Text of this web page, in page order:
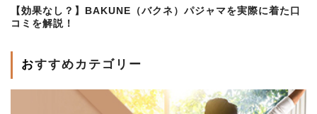
【効果なし？】BAKUNE（バクネ）パジャマを実際に着た口
コミを解説！
おすすめカテゴリー